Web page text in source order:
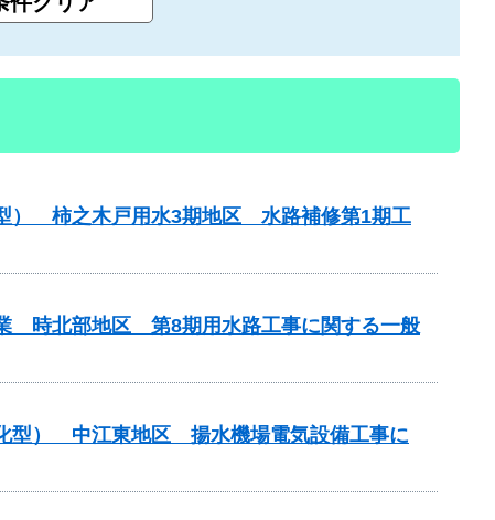
） 柿之木戸用水3期地区 水路補修第1期工
時北部地区 第8期用水路工事に関する一般
型） 中江東地区 揚水機場電気設備工事に